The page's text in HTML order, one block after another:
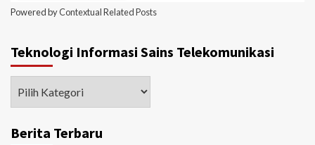
Powered byContextual Related Posts
Teknologi Informasi Sains Telekomunikasi
Berita Terbaru